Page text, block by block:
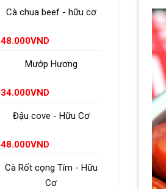
Cà chua beef - hữu cơ
48.000VND
Mướp Hương
34.000VND
Đậu cove - Hữu Cơ
48.000VND
Cà Rốt cọng Tím - Hữu
Cơ